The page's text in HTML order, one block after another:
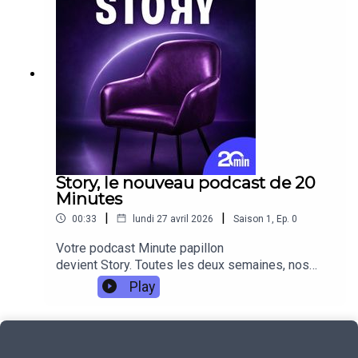
correspondance épistolaire, le couple garde
contact d’un bout à l’autre de l’Europe. Voici son
Story, le nouveau podcast de 20
Minutes
00:33 | lundi 27 avril 2026 | Saison 1 Ep. 0
Votre podcast Minute papillon
devient Story. Toutes les deux semaines, nos
invités partageront des expériences
personnelles marquantes, souvent liées à des
Play